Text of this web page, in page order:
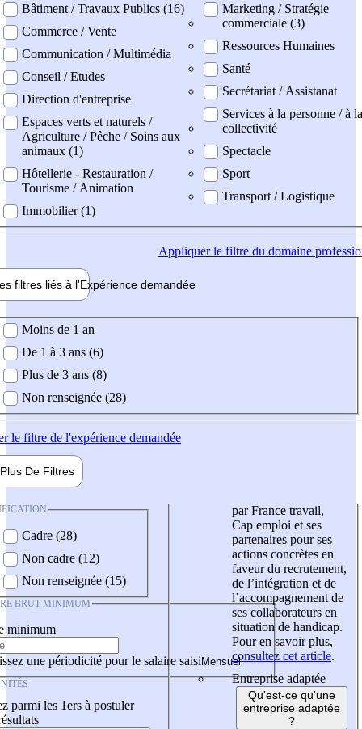
Bâtiment / Travaux Publics (16)
Commerce / Vente
Communication / Multimédia
Conseil / Etudes
Direction d'entreprise
Espaces verts et naturels /
Agriculture / Pêche / Soins aux
animaux (1)
Hôtellerie - Restauration /
Tourisme / Animation
Immobilier (1)
Marketing / Stratégie
commerciale (3)
Ressources Humaines
Santé
Secrétariat / Assistanat
Services à la personne / à la
collectivité
Spectacle
Sport
Transport / Logistique
Appliquerle filtre du domaine
filtres liés à l'Expérience demandée
demandée
Moins de 1 an
De 1 à 3 ans (6)
Plus de 3 ans (8)
Non renseignée (28)
le filtre de l'expérience demandée
Plus De Filtres
Cadre (28)
Non cadre (12)
Non renseignée (15)
BRUT MINIMUM
minimum
une périodicité pour le salaire saisi
parmi les 1ers à postuler
par France travail,
Cap emploi et ses
partenaires pour ses
actions concrètes en
faveur du recrutement,
de l’intégration et de
l’accompagnement de
ses collaborateurs en
situation de handicap.
Pour en savoir plus,
consultez cet article.
Entreprise adaptée
Qu'est-ce qu'une
entreprise adaptée
?